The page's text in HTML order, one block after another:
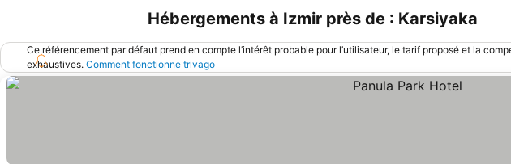
Hébergements à Izmir près de : Karsiyaka
Ce référencement par défaut prend en compte l’intérêt probable pour l’utilisateur, le tarif proposé et la
exhaustives. Comment fonctionne trivago